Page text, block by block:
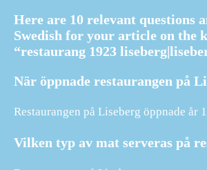
Here are 10 relevant questions
Swedish for your article on the
“restaurang 1923
När öppnade restaurangen på
Restaurangen på Liseberg öppnade år
Vilken typ av mat serveras på